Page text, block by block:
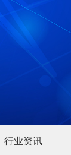
行业资讯